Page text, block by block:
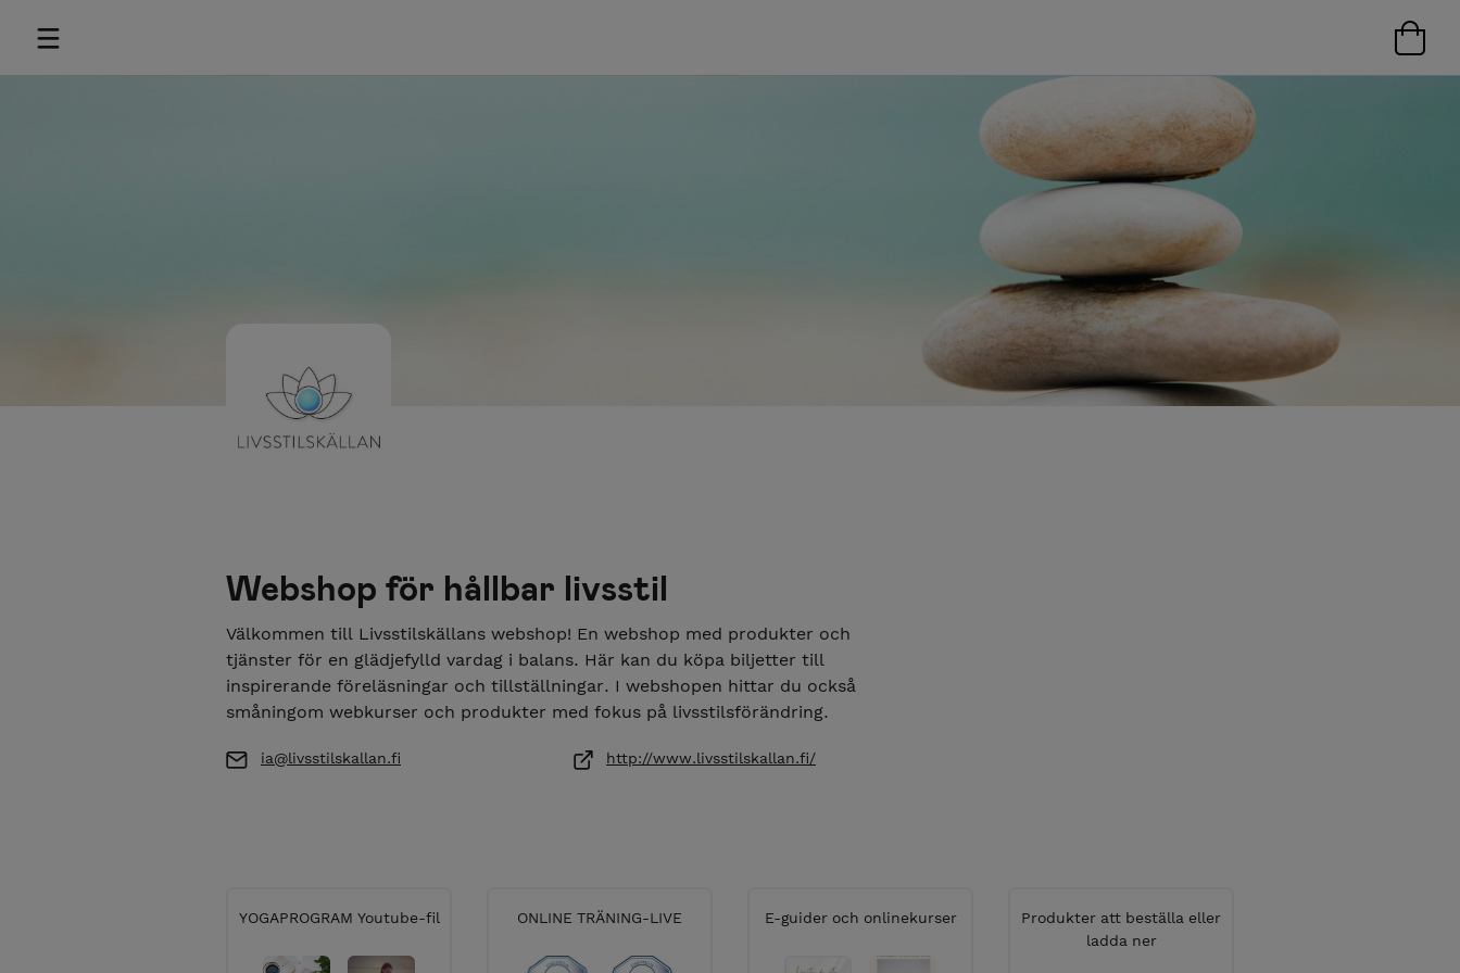
Webshop för hållbar livsstil
Välkommen till Livsstilskällans webshop! En webshop med produkter och
tjänster för en glädjefylld vardag i balans. Här kan du köpa biljetter till
inspirerande föreläsningar och tillställningar. I webshopen hittar du också
småningom webkurser och produkter med fokus på livsstilsförändring.
ia@livsstilskallan.fi http://www.livsstilskallan.fi/
YOGAPROGRAM Youtube-fil ONLINE TRÄNING-LIVE E-guider och onlinekurser
Produkter att beställa eller
ladda ner